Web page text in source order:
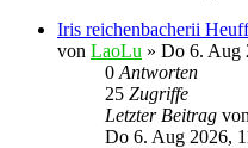
Iris reichenbacherii
von LaoLu » Do 6. Aug
0 Antworten
25 Zugriffe
Letzter Beitrag von
Do 6. Aug 2026,